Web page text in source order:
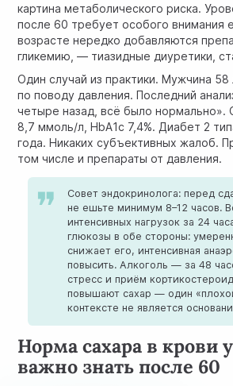
картина метаболического риска.
после 60 требует особого внимания
возрасте нередко добавляются
гликемию, — тиазидные диуретики,
Один случай из практики. Мужчина
по поводу давления. Последний
четыре назад, всё было нормально».
8,7 ммоль/л, HbA1c 7,4%. Диабет 2
года. Никаких субъективных жалоб.
том числе и препараты от давления.
Совет эндокринолога: перед
не ешьте минимум 8–12 часов.
интенсивных нагрузок за 24
глюкозы в обе стороны:
снижает его, интенсивная
повысить. Алкоголь — за 48
стресс и приём
повышают сахар — один
контексте не является
Норма сахара в крови
важно знать после 60